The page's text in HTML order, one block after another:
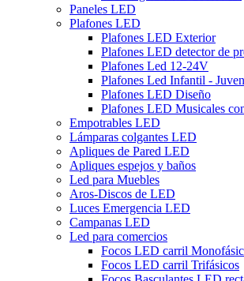
Paneles LED
Plafones LED
Plafones LED Exterior
Plafones LED detector de
Plafones Led 12-24V
Plafones Led Infantil -
Plafones LED Diseño
Plafones LED Musicales
Empotrables LED
Lámparas colgantes LED
Apliques de Pared LED
Apliques espejos y baños
Led para Muebles
Aros-Discos de LED
Luces Emergencia LED
Campanas LED
Led para comercios
Focos LED carril
Focos LED carril Trifásicos